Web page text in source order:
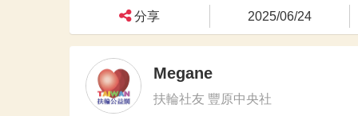
分享 2025/06/24
Megane
扶輪社友 豐原中央社